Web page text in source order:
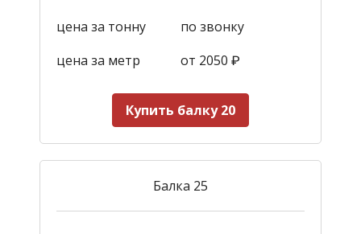
цена за тонну
по звонку
цена за метр
от 2050 ₽
Купить балку 20
Балка 25